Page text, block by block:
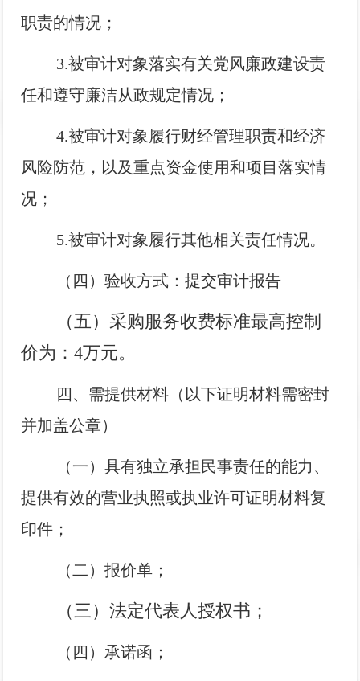
职责的情况；
3.被审计对象落实有关党风廉政建设责
任和遵守廉洁从政规定情况；
4.被审计对象履行财经管理职责和经济
风险防范，以及重点资金使用和项目落实情
况；
5.被审计对象履行其他相关责任情况。
（四）验收方式：提交审计报告
（五）采购服务收费标准最高控制
价为：4万元。
四、需提供材料（以下证明材料需密封
并加盖公章）
（一）具有独立承担民事责任的能力、
提供有效的营业执照或执业许可证明材料复
印件；
（二）报价单；
（三）法定代表人授权书；
（四）承诺函；